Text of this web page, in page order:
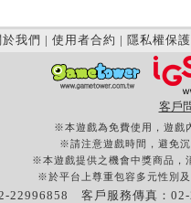
於我們 | 使用者合約 | 隱私權保護
客戶
※本遊戲為免費使用，遊戲
※請注意遊戲時間，避免
※本遊戲提供之機會中獎商品，
※於平台上尊重包容多元性別
22996858 客戶服務傳真：